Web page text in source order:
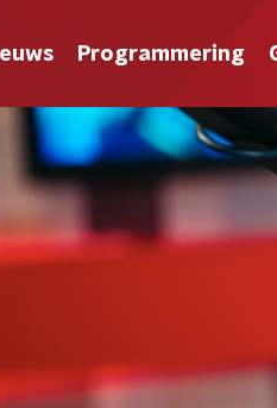
Programmering